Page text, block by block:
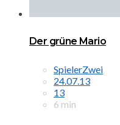
Der grüne Mario
SpielerZwei
24.07.13
13
6 min